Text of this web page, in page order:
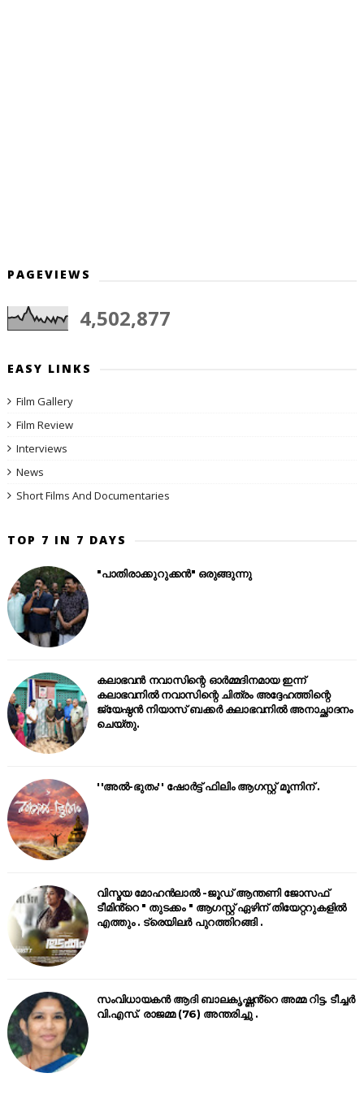
PAGEVIEWS
4,502,877
EASY LINKS
Film Gallery
Film Review
Interviews
News
Short Films And Documentaries
TOP 7 IN 7 DAYS
"പാതിരാക്കുറുക്കൻ" ഒരുങ്ങുന്നു
കലാഭവൻ നവാസിന്റെ ഓർമ്മദിനമായ ഇന്ന്
കലാഭവനിൽ നവാസിന്റെ ചിത്രം അദ്ദേഹത്തിന്റെ
ജ്യേഷ്ഠൻ നിയാസ് ബക്കർ കലാഭവനിൽ അനാച്ഛാദനം
ചെയ്തു.
''അൽ-ഭുതം'' ഷോർട്ട് ഫിലിം ആഗസ്റ്റ് മൂന്നിന് .
വിസ്മയ മോഹൻലാൽ -ജൂഡ് ആന്തണി ജോസഫ്
ടീമിൻ്റെ " തുടക്കം " ആഗസ്റ്റ് ഏഴിന് തിയേറ്ററുകളിൽ
എത്തും . ട്രെയിലർ പുറത്തിറങ്ങി .
സംവിധായകൻ ആദി ബാലകൃഷ്ണൻ്റെ അമ്മ റിട്ട. ടീച്ചർ
വി.എസ്. രാജമ്മ (76) അന്തരിച്ചു .